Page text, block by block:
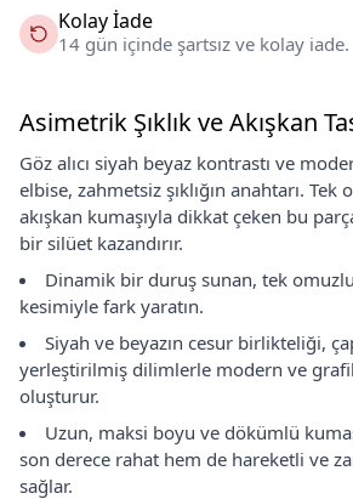
Kolay İade
14 gün içinde şartsız ve kolay iade.
Asimetrik Şıklık ve Akışkan
Göz alıcı siyah beyaz kontrastı ve
elbise, zahmetsiz şıklığın anahtarı. Tek
akışkan kumaşıyla dikkat çeken bu
bir silüet kazandırır.
Dinamik bir duruş sunan, tek
kesimiyle fark yaratın.
Siyah ve beyazın cesur birlikteliği,
yerleştirilmiş dilimlerle modern ve
oluşturur.
Uzun, maksi boyu ve dökümlü
son derece rahat hem de hareketli ve
sağlar.